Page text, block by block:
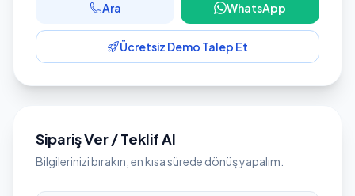
Ara WhatsApp
Ücretsiz Demo Talep Et
Sipariş Ver / Teklif Al
Bilgilerinizi bırakın, en kısa sürede dönüş yapalım.